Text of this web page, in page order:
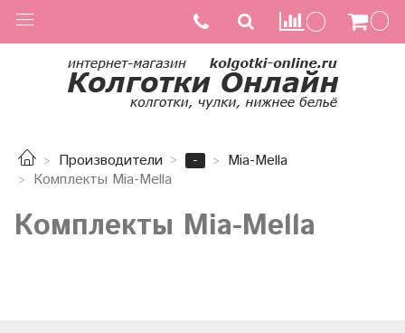
Производители -
Mia-Mella
Комплекты Mia-Mella
Комплекты Mia-Mella